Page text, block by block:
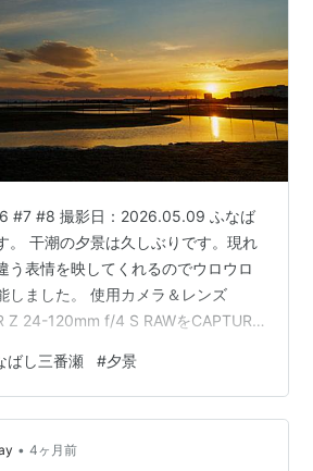
#7 #8 撮影日：2026.05.09 ふなば
。 干潮の夕景は久しぶりです。現れ
う表情を映してくれるのでウロウロ
しました。 使用カメラ＆レンズ
Z 24-120mm f/4 S RAWをCAPTURE
ラランキング参加中【公式】2025年
グ参加中Nikon
ばし三番瀬 #夕景
• 4ヶ月前